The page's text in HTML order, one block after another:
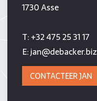
1730 Asse
T:+32 475 25 31 17
E:jan@debacker.biz
CONTACTEER JAN